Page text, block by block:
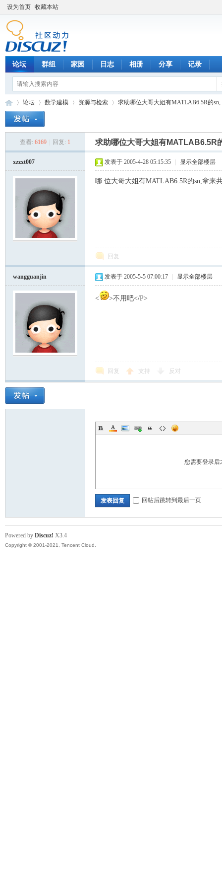
设为首页 收藏本站
论坛 群组 家园 日志 相册 分享 记录
论坛
›
数学建模
›
资源与检索
›
求助哪位大哥大姐有MATLAB6.5R的sn,
查看: 6169 回复: 1 求助哪位大哥大姐有MATLAB6.5R
xzzxt007 发表于 2005-4-28 05:15:35 显示全部楼层
哪 位大哥大姐有MATLAB6.5R的sn,拿来
回复
wangguanjin 发表于 2005-5-5 07:00:17 显示全部楼层
< >不用吧</P>
回复 支持 反对
您需要登录
发表回复 回帖后跳转到最后一页
Powered by Discuz! X3.4
Copyright © 2001-2021, Tencent Cloud.